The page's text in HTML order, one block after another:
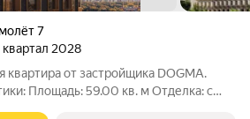
7
квартал 2028
квартира от застройщика DOGMA.
с